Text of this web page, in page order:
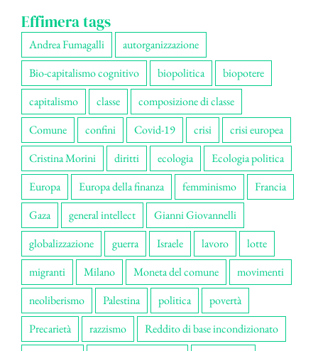
Effimera tags
Andrea Fumagalli
autorganizzazione
Bio-capitalismo cognitivo
biopolitica
biopotere
capitalismo
classe
composizione di classe
Comune
confini Covid-19 crisi
crisi europea
Cristina Morini
diritti ecologia
Ecologia politica
Europa
Europa della finanza femminismo
Francia
Gaza
general intellect
Gianni Giovannelli
globalizzazione
guerra Israele lavoro
lotte
migranti
Milano Moneta del comune
movimenti
neoliberismo
Palestina politica
povertà
Precarietà
razzismo
Reddito di base incondizionato